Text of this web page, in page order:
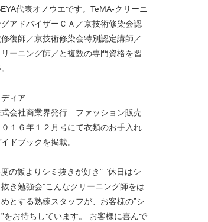
代表オノウエです。TeMA-クリーニ
グアドバイザーＣＡ／京技術修染会認
修復師／京技術修染会特別認定講師／
リーニング師／と複数の専門資格を習
ディア
会社商業界発行 ファッション販売
０１６年１２月号にて衣類のお手入れ
ドブックを掲載。
度の飯よりシミ抜きが好き” ”休日はシ
抜き勉強会”こんなクリーニング師をは
めとする熟練スタッフが、お客様の”シ
”をお待ちしています。 お客様に喜んで